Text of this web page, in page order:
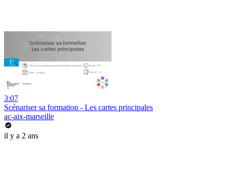
3:07
Scénariser sa formation - Les cartes principales
ac-aix-marseille
il y a 2 ans